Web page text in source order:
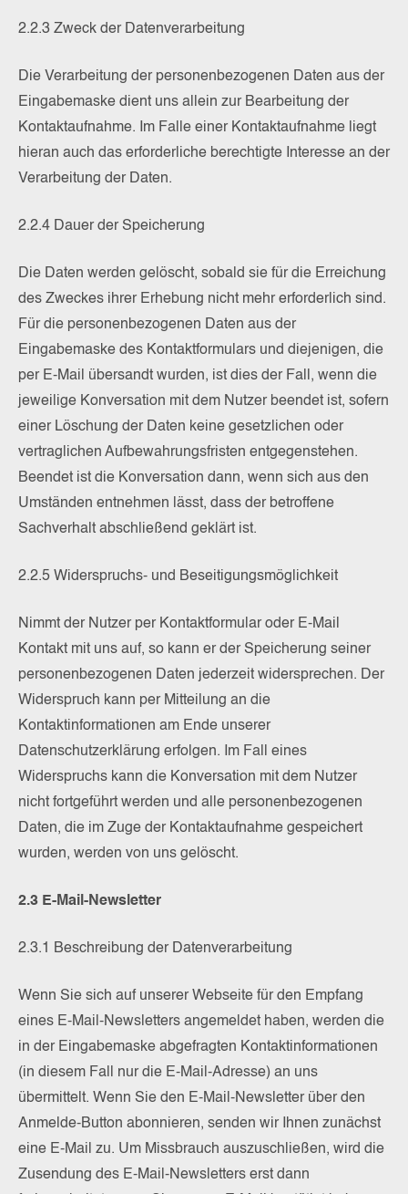
2.2.3 Zweck der Datenverarbeitung
Die Verarbeitung der personenbezogenen Daten aus der
Eingabemaske dient uns allein zur Bearbeitung der
Kontaktaufnahme. Im Falle einer Kontaktaufnahme liegt
hieran auch das erforderliche berechtigte Interesse an der
Verarbeitung der Daten.
2.2.4 Dauer der Speicherung
Die Daten werden gelöscht, sobald sie für die Erreichung
des Zweckes ihrer Erhebung nicht mehr erforderlich sind.
Für die personenbezogenen Daten aus der
Eingabemaske des Kontaktformulars und diejenigen, die
per E-Mail übersandt wurden, ist dies der Fall, wenn die
jeweilige Konversation mit dem Nutzer beendet ist, sofern
einer Löschung der Daten keine gesetzlichen oder
vertraglichen Aufbewahrungsfristen entgegenstehen.
Beendet ist die Konversation dann, wenn sich aus den
Umständen entnehmen lässt, dass der betroffene
Sachverhalt abschließend geklärt ist.
2.2.5 Widerspruchs- und Beseitigungsmöglichkeit
Nimmt der Nutzer per Kontaktformular oder E-Mail
Kontakt mit uns auf, so kann er der Speicherung seiner
personenbezogenen Daten jederzeit widersprechen. Der
Widerspruch kann per Mitteilung an die
Kontaktinformationen am Ende unserer
Datenschutzerklärung erfolgen. Im Fall eines
Widerspruchs kann die Konversation mit dem Nutzer
nicht fortgeführt werden und alle personenbezogenen
Daten, die im Zuge der Kontaktaufnahme gespeichert
wurden, werden von uns gelöscht.
2.3 E-Mail-Newsletter
2.3.1 Beschreibung der Datenverarbeitung
Wenn Sie sich auf unserer Webseite für den Empfang
eines E-Mail-Newsletters angemeldet haben, werden die
in der Eingabemaske abgefragten Kontaktinformationen
(in diesem Fall nur die E-Mail-Adresse) an uns
übermittelt. Wenn Sie den E-Mail-Newsletter über den
Anmelde-Button abonnieren, senden wir Ihnen zunächst
eine E-Mail zu. Um Missbrauch auszuschließen, wird die
Zusendung des E-Mail-Newsletters erst dann